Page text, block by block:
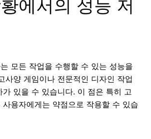
에서의 성능 저
모든 작업을 수행할 수 있는 성능을
사양 게임이나 전문적인 디자인 작업
가 있을 수 있습니다. 이 점은 특히 고
사용자에게는 약점으로 작용할 수 있습